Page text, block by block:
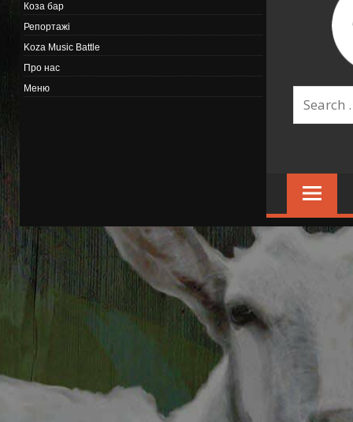
Коза бар
Репортажі
Koza Music Battle
Про нас
Меню